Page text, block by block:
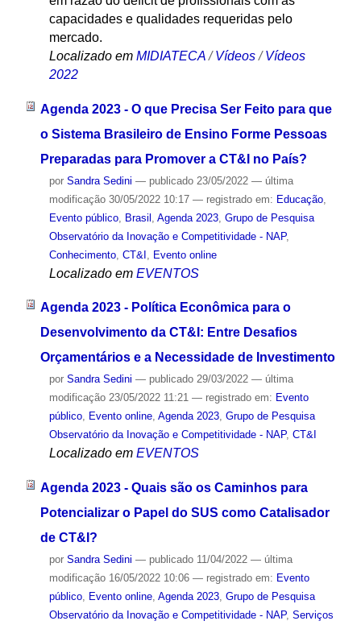
capacidades e qualidades requeridas pelo
mercado.
Localizado em MIDIATECA /Vídeos /Vídeos
2022
Agenda 2023 - O que Precisa Ser Feito para que
o Sistema Brasileiro de Ensino Forme Pessoas
Preparadas para Promover a CT&I no País?
por Sandra Sedini — publicado23/05/2022 — última
modificação30/05/2022 10:17 — registrado em: Educação,
Evento público, Brasil Agenda 2023, Grupo de Pesquisa
Observatório da Inovação e Competitividade - NAP,
Conhecimento, CT&I Evento online
Localizado em EVENTOS
Agenda 2023 - Política Econômica para o
Desenvolvimento da CT&I: Entre Desafios
Orçamentários e a Necessidade de Investimento
por Sandra Sedini — publicado29/03/2022 — última
modificação23/05/2022 11:21 — registrado em: Evento
público, Evento online, Agenda 2023, Grupo de Pesquisa
Observatório da Inovação e Competitividade - NAP, CT&I
Localizado em EVENTOS
Agenda 2023 - Quais são os Caminhos para
Potencializar o Papel do SUS como Catalisador
de CT&I?
por Sandra Sedini — publicado11/04/2022 — última
modificação16/05/2022 10:06 — registrado em: Evento
público, Evento online, Agenda 2023, Grupo de Pesquisa
Observatório da Inovação e Competitividade - NAP, Serviços